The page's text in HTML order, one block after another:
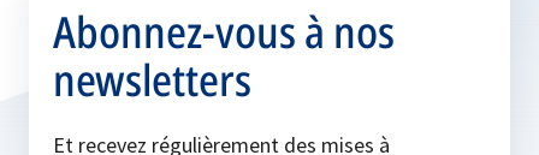
Abonnez-vous à nos
newsletters
Et recevez régulièrement des mises à